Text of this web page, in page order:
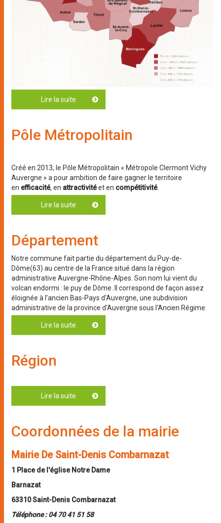
Lire la suite de Communauté de Communes Plaine
Pôle Métropolitain
Créé en 2013, le Pôle Métropolitain « Métropole Clermont Vichy
Auvergne » a pour ambition de faire gagner le territoire
en efficacité, en attractivitéet en compétitivité.
Lire la suite de Pôle Métropolitain
Département
Notre commune fait partie du département du Puy-de-
Dôme(63) au centre de la France situé dans la région
administrative Auvergne-Rhône-Alpes. Son nom lui vient du
volcan endormi : le puy de Dôme. Il correspond de façon assez
éloignée à l'ancien Bas-Pays d'Auvergne, une subdivision
administrative de la province d'Auvergne sous l'Ancien Régime.
Lire la suite de Département
Région
Lire la suite de Région
Coordonnées de la mairie
Mairie De Saint-Denis Combarnazat
1 Place de l'église Notre Dame
Barnazat
63310 Saint-Denis Combarnazat
Téléphone : 04 70 41 51 58